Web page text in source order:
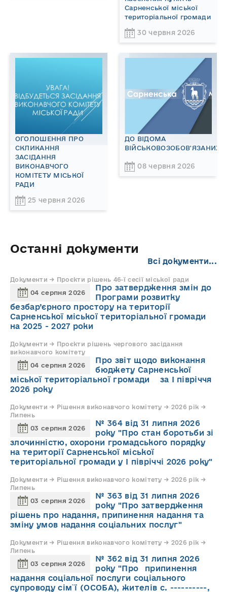
Сарненської міської
територіальної громади
30 червня 2026
ОГОЛОШЕННЯ ПРО
СКЛИКАННЯ
ЗАСІДАННЯ
ВИКОНАВЧОГО
КОМІТЕТУ МІСЬКОЇ
РАДИ
25 червня 2026
ДО ВІДОМА
ВІЙСЬКОВОЗОБОВ'ЯЗАНИХ!
08 червня 2026
Останні документи
Всі документи...
Документи → Проєкти рішень 46-ї сесії міської ради
04 серпня 2026
Про затвердження змін до
Програми розвитку
безбар’єрного простору на території
Сарненської міської територіальної громади
на 2025 - 2027 роки
Документи → Проєкти рішень чергового засідання
виконавчого комітету
04 серпня 2026
Про звіт щодо виконання
бюджету Сарненської
міської територіальної громади за І півріччя
2026 року
Документи → Рішення виконавчого комітету → 2026 рік →
Липень
03 серпня 2026
№ 364 від 31 липня 2026
року "Про стан боротьби зі
злочинністю, охорони громадського порядку
на території Сарненської міської
територіальної громади у І півріччі 2026 року"
Документи → Рішення виконавчого комітету → 2026 рік →
Липень
03 серпня 2026
№ 363 від 31 липня 2026
року "Про затвердження
рішень про надання, припинення надання та
зміну умов надання соціальних послуг"
Документи → Рішення виконавчого комітету → 2026 рік →
Липень
03 серпня 2026
№ 362 від 31 липня 2026
року "Про припинення
надання соціальної послуги соціального
супроводу cім`ї (ОСОБА), жителів с. ----------,